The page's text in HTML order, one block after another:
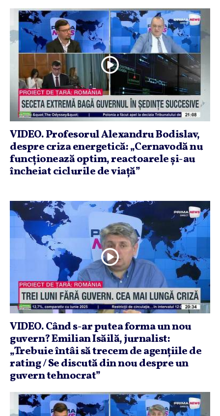
VIDEO. Profesorul Alexandru Bodislav,
despre criza energetică: „Cernavodă nu
funcţionează optim, reactoarele şi-au
încheiat ciclurile de viaţă”
VIDEO. Când s-ar putea forma un nou
guvern? Emilian Isăilă, jurnalist:
„Trebuie întâi să trecem de agenţiile de
rating / Se discută din nou despre un
guvern tehnocrat”